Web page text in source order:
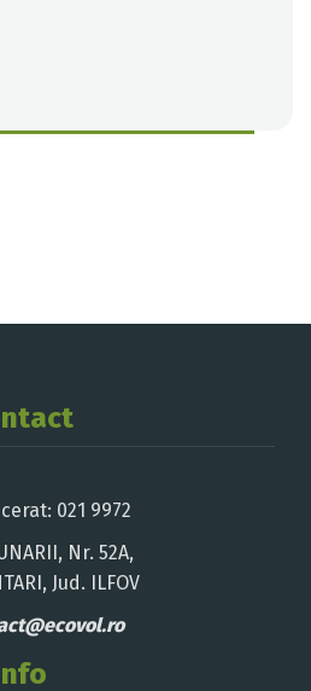
021 9972
Nr. 52A,
Jud. ILFOV